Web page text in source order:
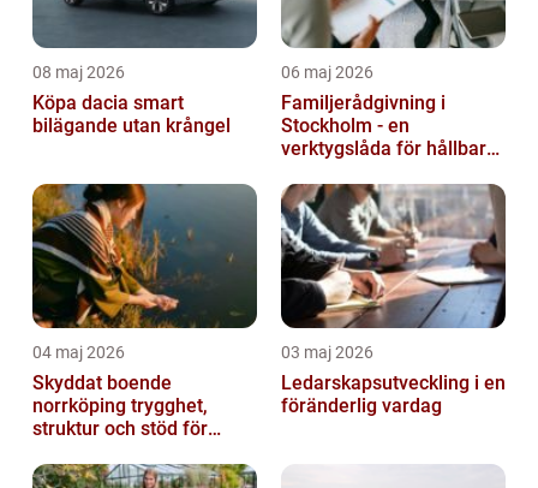
08 maj 2026
Köpa dacia smart
bilägande utan krångel
06 maj 2026
Familjerådgivning i
Stockholm - en
verktygslåda för hållbara
04 maj 2026
Skyddat boende
norrköping trygghet,
struktur och stöd för
situationer
03 maj 2026
Ledarskapsutveckling i en
föränderlig vardag